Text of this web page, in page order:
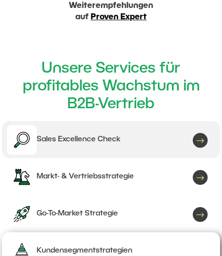
Weiterempfehlungen
auf Proven Expert
Unsere Services für
profitables Wachstum im
B2B-Vertrieb
Sales Excellence Check $
Markt- & Vertriebsstrategie $
Go-To-Market Strategie $
Kundensegmentstrategien